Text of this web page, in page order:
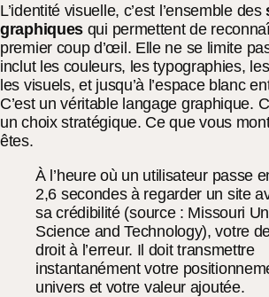
L’identité visuelle, c’est l’ensemble des
graphiques qui permettent de
premier coup d’œil. Elle ne se limite
inclut les couleurs, les typographies,
les visuels, et jusqu’à l’espace blanc
C’est un véritable langage graphique.
un choix stratégique. Ce que vous
êtes.
À l’heure où un utilisateur passe
2,6 secondes à regarder un site
sa crédibilité (source : Missouri
Science and Technology), votre
droit à l’erreur. Il doit transmettre
instantanément votre
univers et votre valeur ajoutée.